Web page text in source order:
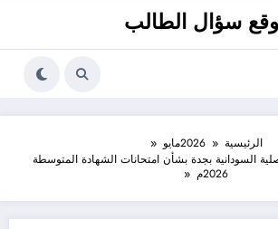
سؤال الطالب
الرئيسية 2026مايو
السودانية بجدة بشأن امتحانات الشهادة المتوسطة
2026م